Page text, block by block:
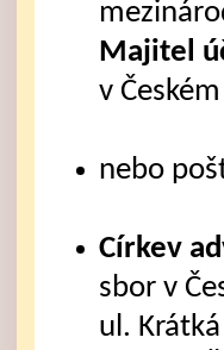
Majitel
v
nebo
Církev
sbor v
ul.